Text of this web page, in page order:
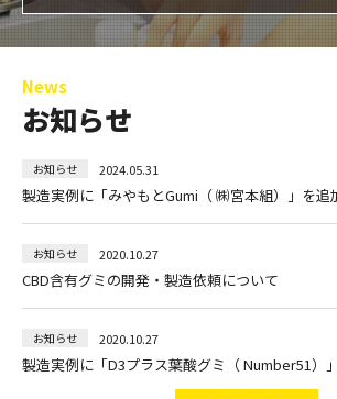
News
お知らせ
お知らせ 2024.05.31
製造実例に「みやもとGumi（ ㈱宮本組）」を追
お知らせ 2020.10.27
CBD含有グミの開発・製造依頼について
お知らせ 2020.10.27
製造実例に「D3プラス葉酸グミ（ Number51）